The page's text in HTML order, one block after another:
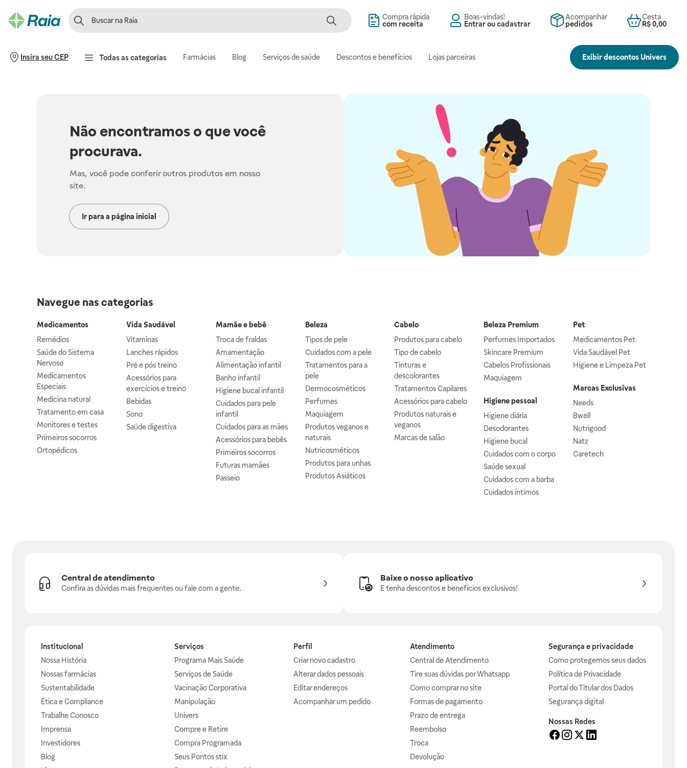
Compra rápida
com receita
Boas-vindas!
Entrar ou cadastrar
Acompanhar
pedidos
Cesta
R$ 0,00
Insira seu CEP Todas as categorias Farmácias Blog Serviços de saúde Descontos e benefícios Lojas parceiras Exibir descontos Univers
Não encontramos o que você
procurava.
Mas, você pode conferir outros produtos em nosso
site.
Ir para a página inicial
Navegue nas categorias
Medicamentos
Remédios
Saúde do Sistema
Nervoso
Medicamentos
Especiais
Medicina natural
Tratamento em casa
Monitores e testes
Primeiros socorros
Ortopédicos
Vida Saudável
Vitaminas
Lanches rápidos
Pré e pós treino
Acessórios para
exercícios e treino
Bebidas
Sono
Saúde digestiva
Mamãe e bebê
Troca de fraldas
Amamentação
Alimentação infantil
Banho infantil
Higiene bucal infantil
Cuidados para pele
infantil
Cuidados para as mães
Acessórios para bebês
Primeiros socorros
Futuras mamães
Passeio
Beleza
Tipos de pele
Cuidados com a pele
Tratamentos para a
pele
Dermocosméticos
Perfumes
Maquiagem
Produtos veganos e
naturais
Nutricosméticos
Produtos para unhas
Produtos Asiáticos
Cabelo
Produtos para cabelo
Tipo de cabelo
Tinturas e
descolorantes
Tratamentos Capilares
Acessórios para cabelo
Produtos naturais e
veganos
Marcas de salão
Beleza Premium
Perfumes Importados
Skincare Premium
Cabelos Profissionais
Maquiagem
Higiene pessoal
Higiene diária
Desodorantes
Higiene bucal
Cuidados com o corpo
Saúde sexual
Cuidados com a barba
Cuidados íntimos
Pet
Medicamentos Pet
Vida Saudável Pet
Higiene e Limpeza Pet
Marcas Exclusivas
Needs
Bwell
Nutrigood
Natz
Caretech
Central de atendimento
Confira as dúvidas mais frequentes ou fale com a gente.
Baixe o nosso aplicativo
E tenha descontos e benefícios exclusivos!
Institucional
Nossa História
Nossas farmácias
Sustentabilidade
Ética e Compliance
Trabalhe Conosco
Imprensa
Investidores
Blog
Serviços
Programa Mais Saúde
Serviços de Saúde
Vacinação Corporativa
Manipulação
Univers
Compre e Retire
Compra Programada
Seus Pontos stix
Perfil
Criar novo cadastro
Alterar dados pessoais
Editar endereços
Acompanhar um pedido
Atendimento
Central de Atendimento
Tire suas dúvidas por Whatsapp
Como comprar no site
Formas de pagamento
Prazo de entrega
Reembolso
Troca
Devolução
Segurança e privacidade
Como protegemos seus dados
Política de Privacidade
Portal do Titular dos Dados
Segurança digital
Nossas Redes